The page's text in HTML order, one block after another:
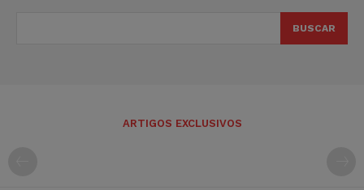
BUSCAR
ARTIGOS EXCLUSIVOS